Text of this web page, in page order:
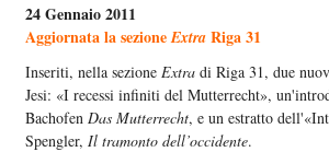
24 Gennaio 2011
Aggiornata la sezioneExtra Riga 31
Inseriti, nella sezioneExtra di Riga 31, due
Jesi: «I recessi infiniti del Mutterrecht»,
BachofenDas Mutterrecht, e un estratto
Spengler,Il tramonto dell’occidente.